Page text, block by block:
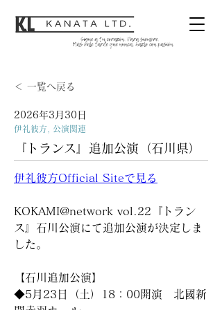
＜ 一覧へ戻る
2026年3月30日
伊礼彼方, 公演関連
『トランス』追加公演（石川県）
伊礼彼方Official Siteで見る
KOKAMI@network vol.22『トラン
ス』石川公演にて追加公演が決定しま
した。
【石川追加公演】
◆5月23日（土）18：00開演　北國新